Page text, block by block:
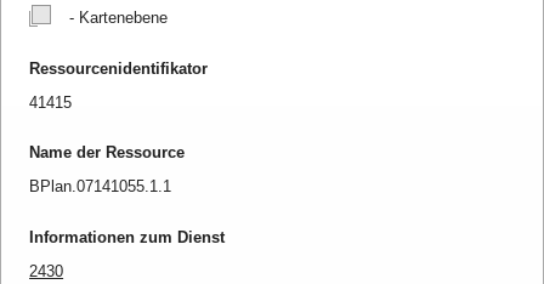
- Kartenebene
Ressourcenidentifikator
41415
Name der Ressource
BPlan.07141055.1.1
Informationen zum Dienst
2430